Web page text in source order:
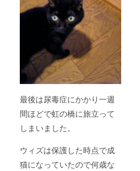
最後は尿毒症にかかり一週
間ほどで虹の橋に旅立って
しまいました。
ウィズは保護した時点で成
猫になっていたので何歳な